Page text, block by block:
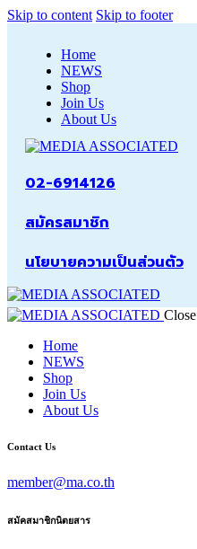
Skip to content Skip to footer
Home
NEWS
Shop
Join Us
About Us
02-6914126
สมัครสมาชิก
นโยบายความเป็นส่วนตัว
Close
Home
NEWS
Shop
Join Us
About Us
Contact Us
member@ma.co.th
สมัคสมาชิกนิตยสาร